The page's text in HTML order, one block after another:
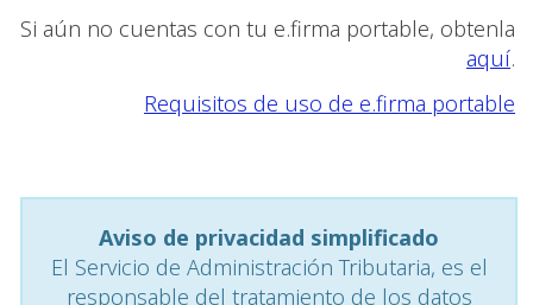
Si aún no cuentas con tu e.firma portable, obtenla
aquí.
Requisitos de uso de e.firma portable
Aviso de privacidad simplificado
El Servicio de Administración Tributaria, es el
responsable del tratamiento de los datos